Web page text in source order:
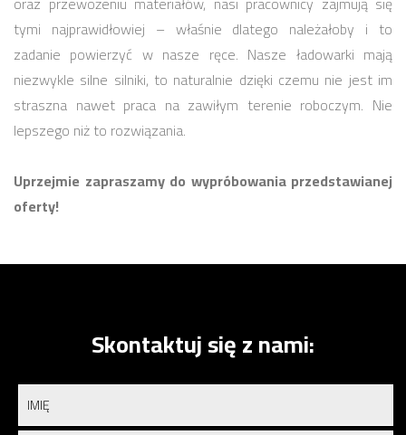
tymi najprawidłowiej – właśnie dlatego należałoby i to
zadanie powierzyć w nasze ręce. Nasze ładowarki mają
niezwykle silne silniki, to naturalnie dzięki czemu nie jest im
straszna nawet praca na zawiłym terenie roboczym. Nie
lepszego niż to rozwiązania.
Uprzejmie zapraszamy do wypróbowania przedstawianej
oferty!
Skontaktuj się z nami: